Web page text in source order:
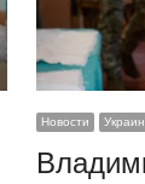
Новости